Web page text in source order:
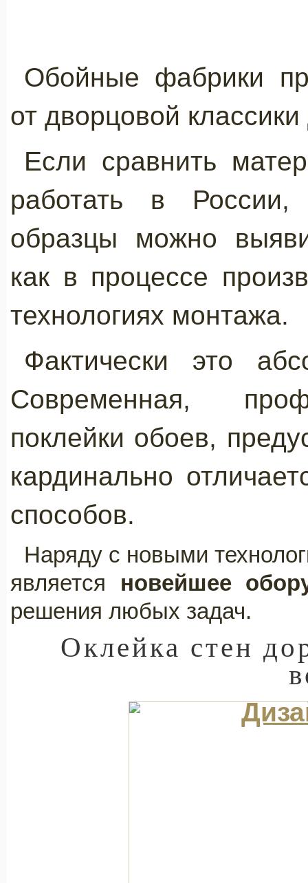
Обойные фабрики
от дворцовой
Если сравнить
работать в
образцы можно
как в процессе
технологиях монтажа.
Фактически это
Современная,
поклейки обоев,
кардинально
способов.
Наряду с новыми
является новейшее
решения любых задач.
Оклейка стен